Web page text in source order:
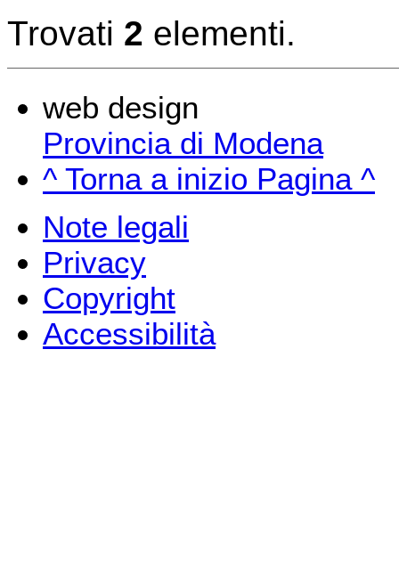
Trovati 2 elementi.
web design
Provincia di Modena
^ Torna a inizio Pagina ^
Note legali
Privacy
Copyright
Accessibilità